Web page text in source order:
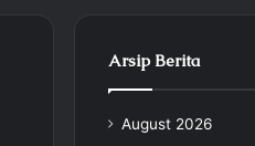
Arsip Berita
August 2026